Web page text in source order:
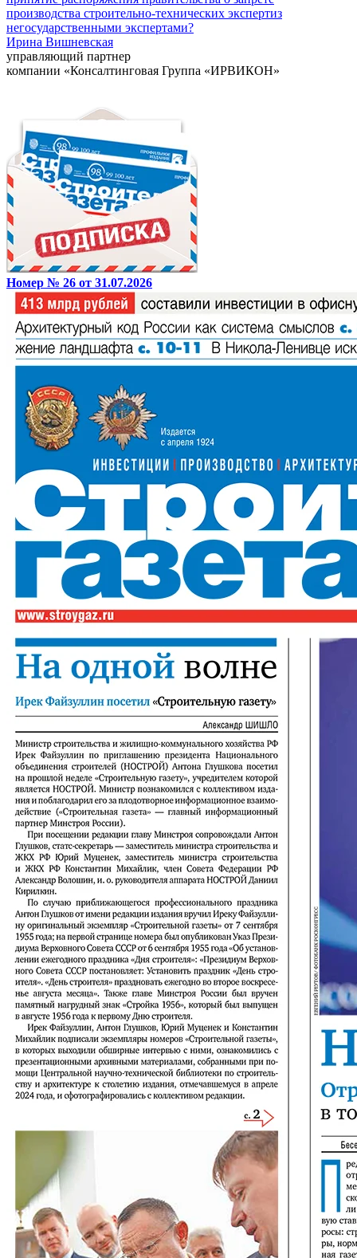
производства строительно-технических экспертиз
негосударственными экспертами?
Ирина Вишневская
управляющий партнер
компании «Консалтинговая Группа «ИРВИКОН»
Номер № 26 от 31.07.2026